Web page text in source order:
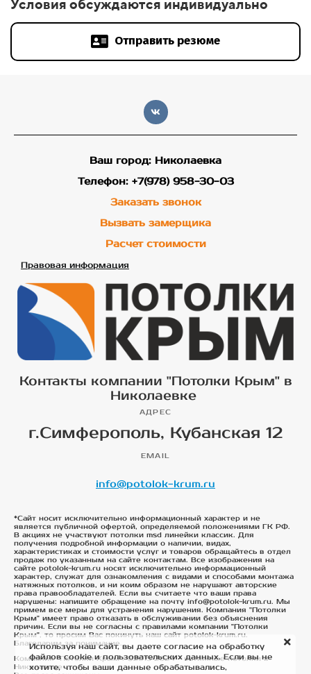
Условия обсуждаются индивидуально
Отправить резюме
Ваш город: Николаевка
Телефон: +7(978) 958-30-03
Заказать звонок
Вызвать замерщика
Расчет стоимости
Правовая информация
Контакты компании "Потолки Крым" в
Николаевке
АДРЕС
г.Симферополь, Кубанская 12
EMAIL
info@potolok-krum.ru
*Сайт носит исключительно информационный характер и не
является публичной офертой, определяемой положениями ГК РФ.
В акциях не участвуют потолки msd линейки классик. Для
получения подробной информации о наличии, видах,
характеристиках и стоимости услуг и товаров обращайтесь в отдел
продаж по указанным на сайте контактам. Все изображения на
сайте potolok-krum.ru носят исключительно информационный
характер, служат для ознакомления с видами и способами монтажа
натяжных потолков, и ни коим образом не нарушают авторские
права правообладателей. Если вы считаете что ваши права
нарушены: напишите обращение на почту info@potolok-krum.ru. Мы
примем все меры для устранения нарушения. Компания "Потолки
Крым" имеет право отказать в обслуживании без объяснения
причин. Если вы не согласны с правилами компании "Потолки
Крым", то просим Вас покинуть наш сайт potolok-krum.ru.
Благодарим за понимание.
Компания "Потолки Крым". ©2015-2024 - натяжные потолки в
Николаевке
Используя наш сайт, вы даете согласие на обработку
файлов cookie и пользовательских данных. Если вы не
хотите, чтобы ваши данные обрабатывались,